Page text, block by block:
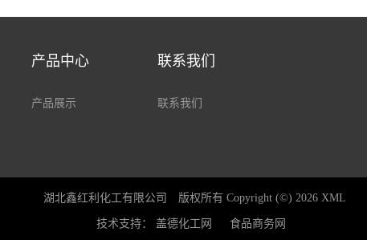
产品中心
产品展示
联系我们
联系我们
湖北鑫红利化工有限公司 版权所有 Copyright (©) 2026 XML
技术支持： 盖德化工网 食品商务网